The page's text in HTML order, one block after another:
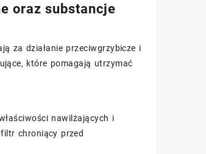
oraz substancje
za działanie przeciwgrzybicze i
które pomagają utrzymać
nawilżających i
chroniący przed